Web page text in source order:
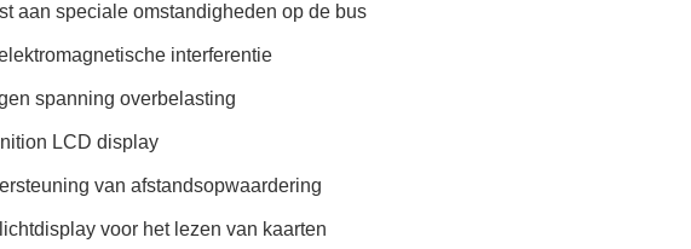
aan speciale omstandigheden op de bus
interferentie
spanning overbelasting
LCD display
van afstandsopwaardering
voor het lezen van kaarten